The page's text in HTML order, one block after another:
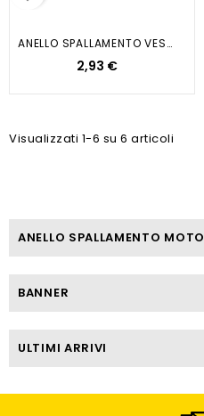
ANELLO SPALLAMENTO VESPA 50 Mm 1...
2,93 €
Visualizzati 1-6 su 6 articoli
ANELLO SPALLAMENTO MOTO
BANNER
ULTIMI ARRIVI